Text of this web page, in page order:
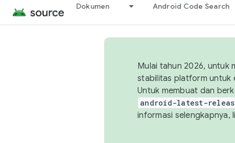
Dokumen Android Code Search
Mulai tahun 2026, untuk
stabilitas platform untuk
Untuk membuat dan
android-latest-
informasi selengkapnya,